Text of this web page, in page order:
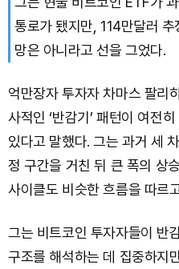
Dogecoin (DOGE)
Bitcoin (BTC)
통로가 됐지만, 114만달러
망은 아니라고 선을 그었다.
억만장자 투자자 차마스 팔리
사적인 ‘반감기’ 패턴이 여전
있다고 말했다. 그는 과거 세
정 구간을 거친 뒤 큰 폭의 상
사이클도 비슷한 흐름을 따르
그는 비트코인 투자자들이 반
구조를 해석하는 데 집중하지